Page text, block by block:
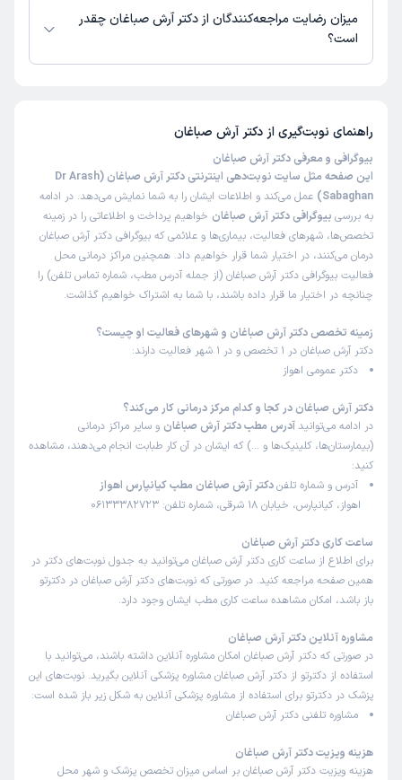
میزان رضایت مراجعه‌کنندگان از دکتر آرش صباغان چقدر
است؟
راهنمای نوبت‌گیری از دکتر آرش صباغان
بیوگرافی و معرفی دکتر آرش صباغان
این صفحه مثل سایت نوبت‌دهی اینترنتی دکتر آرش صباغان (Dr Arash
Sabaghan)
عمل می‌کند و اطلاعات ایشان را به شما نمایش می‌دهد. در ادامه
به بررسی بیوگرافی دکتر آرش صباغان خواهیم پرداخت و اطلاعاتی را در زمینه
تخصص‌ها، شهرهای فعالیت، بیماری‌ها و علائمی که بیوگرافی دکتر آرش صباغان
درمان می‌کنند، در اختیار شما قرار خواهیم داد. همچنین مراکز درمانی محل
فعالیت بیوگرافی دکتر آرش صباغان (از جمله آدرس مطب، شماره تماس تلفن) را
چنانچه در اختیار ما قرار داده باشند، با شما به اشتراک خواهیم گذاشت.
زمینه تخصص دکتر آرش صباغان و شهرهای فعالیت او چیست؟
دکتر آرش صباغان در 1 تخصص و در 1 شهر فعالیت دارند:
دکتر عمومی اهواز
دکتر آرش صباغان در کجا و کدام مرکز درمانی کار می‌کند؟
در ادامه می‌توانید آدرس مطب دکتر آرش صباغان و سایر مراکز درمانی
(بیمارستان‌ها، کلینیک‌ها و …) که ایشان در آن کار طبابت انجام می‌دهند، مشاهده
کنید:
آدرس و شماره تلفندکتر آرش صباغان مطب کیانپارس اهواز
اهواز، کیانپارس، خیابان 18 شرقی، شماره تلفن: 06133382723
ساعت کاری دکتر آرش صباغان
برای اطلاع از ساعت کاری دکتر آرش صباغان می‌توانید به جدول نوبت‌های دکتر در
همین صفحه مراجعه کنید. در صورتی که نوبت‌های دکتر آرش صباغان در دکترتو
باز باشد، امکان مشاهده ساعت کاری مطب ایشان وجود دارد.
مشاوره آنلاین دکتر آرش صباغان
در صورتی که دکتر آرش صباغان امکان مشاوره آنلاین داشته باشند، می‌توانید با
استفاده از دکترتو از دکتر آرش صباغان مشاوره پزشکی آنلاین بگیرید. نوبت‌های این
پزشک در دکترتو برای استفاده از مشاوره پزشکی آنلاین به شکل زیر باز شده است:
مشاوره تلفنی دکتر آرش صباغان
هزینه ویزیت دکتر آرش صباغان
هزینه ویزیت دکتر آرش صباغان بر اساس میزان تخصص پزشک و شهر محل